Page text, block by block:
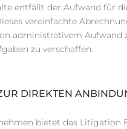
entfällt der Aufwand für
vereinfachte
administrativem Aufwand
zu verschaffen.
DIREKTEN
bietet das Litigation